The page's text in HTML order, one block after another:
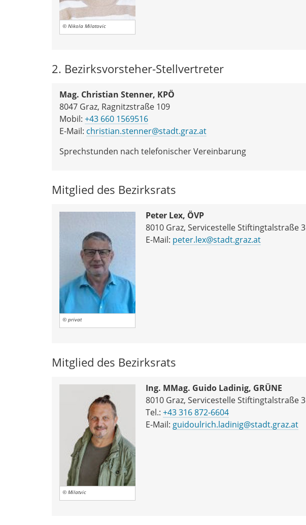
© Nikola Milatovic
2. Bezirksvorsteher-Stellvertreter
Mag. Christian Stenner, KPÖ
8047 Graz, Ragnitzstraße 109
Mobil: +43 660 1569516
E-Mail: christian.stenner@stadt.graz.at
Sprechstunden nach telefonischer Vereinbarung
Mitglied des Bezirksrats
© privat
Peter Lex, ÖVP
8010 Graz, Servicestelle Stiftingtalstraße 3
E-Mail: peter.lex@stadt.graz.at
Mitglied des Bezirksrats
© Milatvic
Ing. MMag. Guido Ladinig, GRÜNE
8010 Graz, Servicestelle Stiftingtalstraße 3
Tel.: +43 316 872-6604
E-Mail: guidoulrich.ladinig@stadt.graz.at